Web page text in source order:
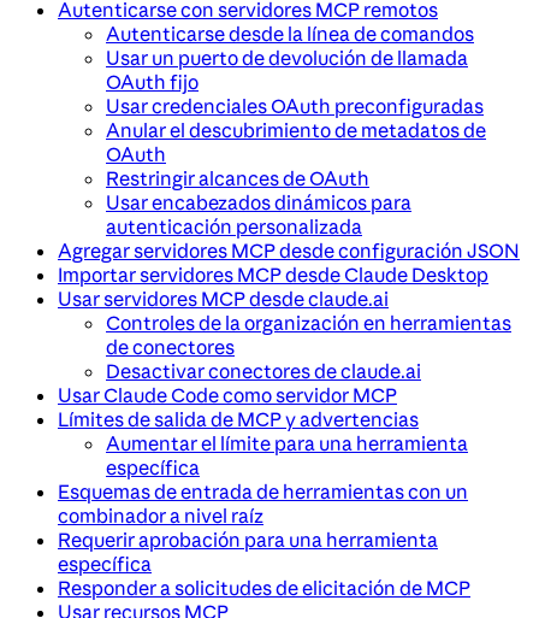
Autenticarse con servidores MCP remotos
Autenticarse desde la línea de comandos
Usar un puerto de devolución de llamada
OAuth fijo
Usar credenciales OAuth preconfiguradas
Anular el descubrimiento de metadatos de
OAuth
Restringir alcances de OAuth
Usar encabezados dinámicos para
autenticación personalizada
Agregar servidores MCP desde configuración JSON
Importar servidores MCP desde Claude Desktop
Usar servidores MCP desde claude.ai
Controles de la organización en herramientas
de conectores
Desactivar conectores de claude.ai
Usar Claude Code como servidor MCP
Límites de salida de MCP y advertencias
Aumentar el límite para una herramienta
específica
Esquemas de entrada de herramientas con un
combinador a nivel raíz
Requerir aprobación para una herramienta
específica
Responder a solicitudes de elicitación de MCP
Usar recursos MCP